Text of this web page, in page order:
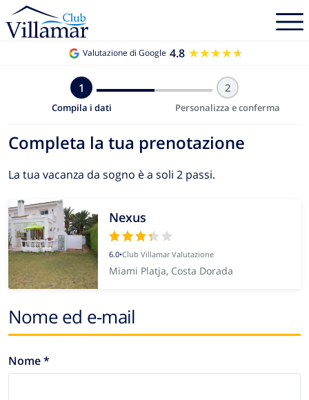
Valutazione di Google 4.8 ★★★★★
★★★★★
1
Compila i dati
2
Personalizza e conferma
Completa la tua prenotazione
La tua vacanza da sogno è a soli 2 passi.
Nexus
6.0•Club Villamar Valutazione
Miami Platja, Costa Dorada
Nome ed e-mail
Nome *